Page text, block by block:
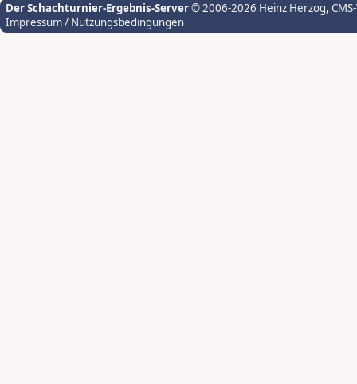
Der Schachturnier-Ergebnis-Server© 2006-2026 Heinz Herzog,
Impressum / Nutzungsbedingungen